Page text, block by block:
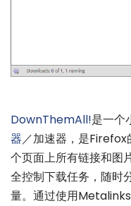
DownThemAll!是一个
器／加速器，是Firefox
个页面上所有链接和图
全控制下载任务，随时
量。通过使用